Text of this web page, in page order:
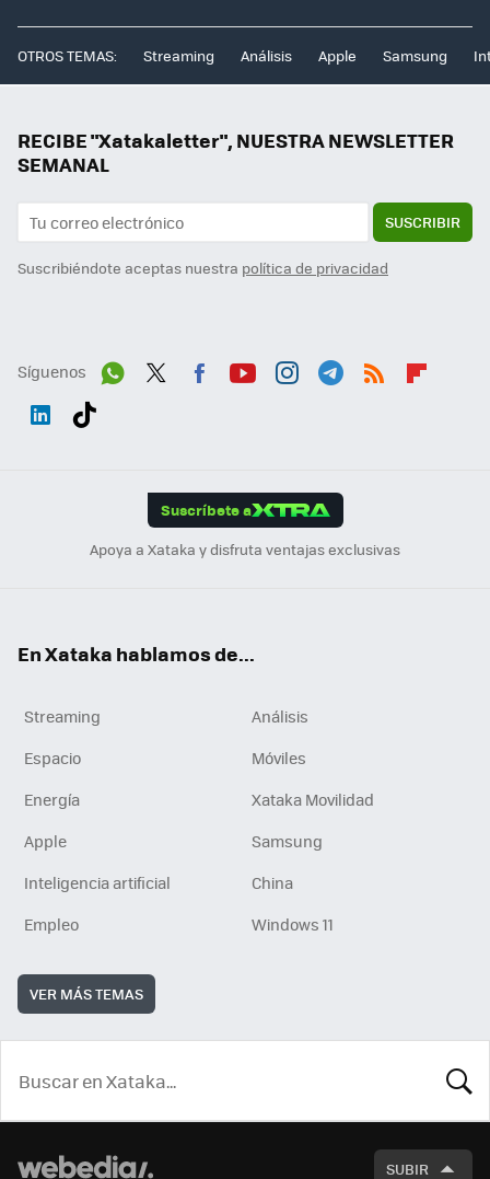
OTROS TEMAS: Streaming Análisis Apple Samsung
RECIBE "Xatakaletter", NUESTRA NEWSLETTER
SEMANAL
SUSCRIBIR
Suscribiéndote aceptas nuestra política de privacidad
Síguenos
Suscríbete a
Apoya a Xataka y disfruta ventajas exclusivas
En Xataka hablamos de...
Streaming
Análisis
Espacio
Móviles
Energía
Xataka Movilidad
Apple
Samsung
Inteligencia artificial
China
Empleo
Windows 11
VER MÁS TEMAS
SUBIR